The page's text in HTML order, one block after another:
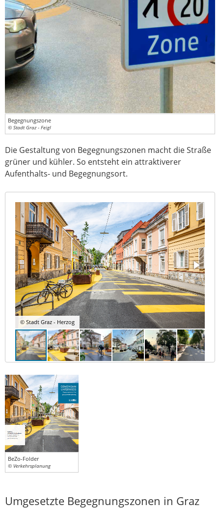
Begegnungszone
© Stadt Graz - Feigl
Die Gestaltung von Begegnungszonen macht die Straße
grüner und kühler. So entsteht ein attraktiverer
Aufenthalts- und Begegnungsort.
© Stadt Graz - Herzog
BeZo-Folder
© Verkehrsplanung
Umgesetzte Begegnungszonen in Graz